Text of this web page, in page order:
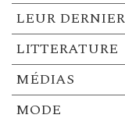
LEUR
LITTERATURE
MÉDIAS
MODE